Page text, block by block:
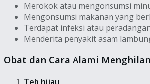
Merokok atau mengonsumsi
Mengonsumsi makanan yang
Terdapat infeksi atau
Menderita penyakit asam
Obat dan Cara Alami
Teh hijau